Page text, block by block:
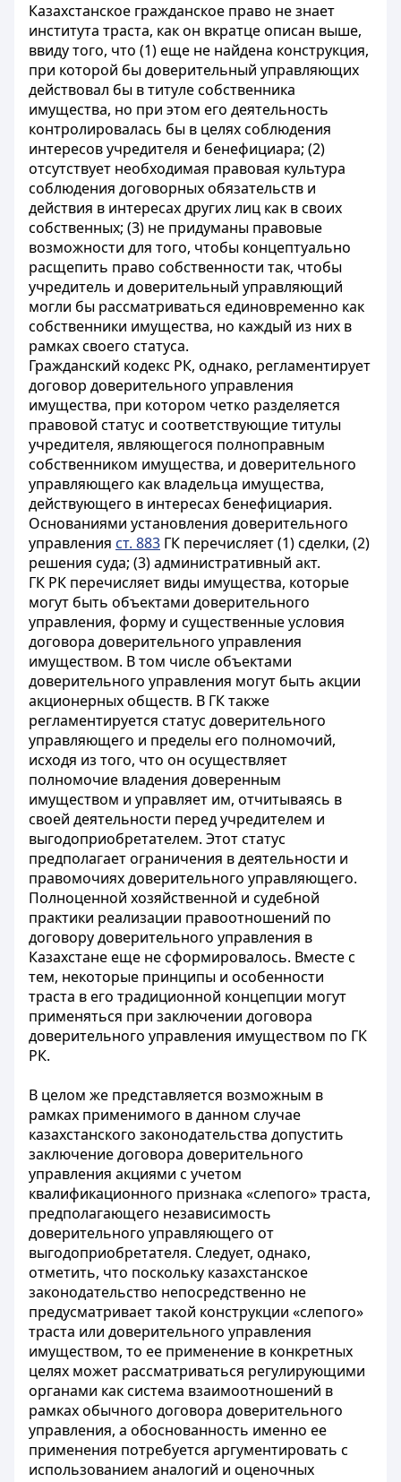
Казахстанское гражданское право не знает
института траста, как он вкратце описан выше,
ввиду того, что (1) еще не найдена конструкция,
при которой бы доверительный управляющих
действовал бы в титуле собственника
имущества, но при этом его деятельность
контролировалась бы в целях соблюдения
интересов учредителя и бенефициара; (2)
отсутствует необходимая правовая культура
соблюдения договорных обязательств и
действия в интересах других лиц как в своих
собственных; (3) не придуманы правовые
возможности для того, чтобы концептуально
расщепить право собственности так, чтобы
учредитель и доверительный управляющий
могли бы рассматриваться единовременно как
собственники имущества, но каждый из них в
рамках своего статуса.
Гражданский кодекс РК, однако, регламентирует
договор доверительного управления
имущества, при котором четко разделяется
правовой статус и соответствующие титулы
учредителя, являющегося полноправным
собственником имущества, и доверительного
управляющего как владельца имущества,
действующего в интересах бенефициария.
Основаниями установления доверительного
управления ст. 883 ГК перечисляет (1) сделки, (2)
решения суда; (3) административный акт.
ГК РК перечисляет виды имущества, которые
могут быть объектами доверительного
управления, форму и существенные условия
договора доверительного управления
имуществом. В том числе объектами
доверительного управления могут быть акции
акционерных обществ. В ГК также
регламентируется статус доверительного
управляющего и пределы его полномочий,
исходя из того, что он осуществляет
полномочие владения доверенным
имуществом и управляет им, отчитываясь в
своей деятельности перед учредителем и
выгодоприобретателем. Этот статус
предполагает ограничения в деятельности и
правомочиях доверительного управляющего.
Полноценной хозяйственной и судебной
практики реализации правоотношений по
договору доверительного управления в
Казахстане еще не сформировалось. Вместе с
тем, некоторые принципы и особенности
траста в его традиционной концепции могут
применяться при заключении договора
доверительного управления имуществом по ГК
РК.
В целом же представляется возможным в
рамках применимого в данном случае
казахстанского законодательства допустить
заключение договора доверительного
управления акциями с учетом
квалификационного признака «слепого» траста,
предполагающего независимость
доверительного управляющего от
выгодоприобретателя. Следует, однако,
отметить, что поскольку казахстанское
законодательство непосредственно не
предусматривает такой конструкции «слепого»
траста или доверительного управления
имуществом, то ее применение в конкретных
целях может рассматриваться регулирующими
органами как система взаимоотношений в
рамках обычного договора доверительного
управления, а обоснованность именно ее
применения потребуется аргументировать с
использованием аналогий и оценочных